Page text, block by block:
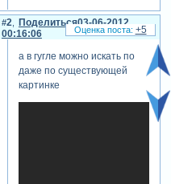
Поделиться
2
03-06-2012
00:16:06
а в гугле можно искать по
даже по существующей
картинке
+5